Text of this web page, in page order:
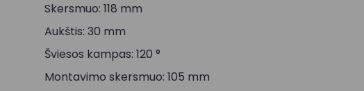
Skersmuo: 118 mm
Aukštis: 30 mm
Šviesos kampas: 120 °
Montavimo skersmuo: 105 mm